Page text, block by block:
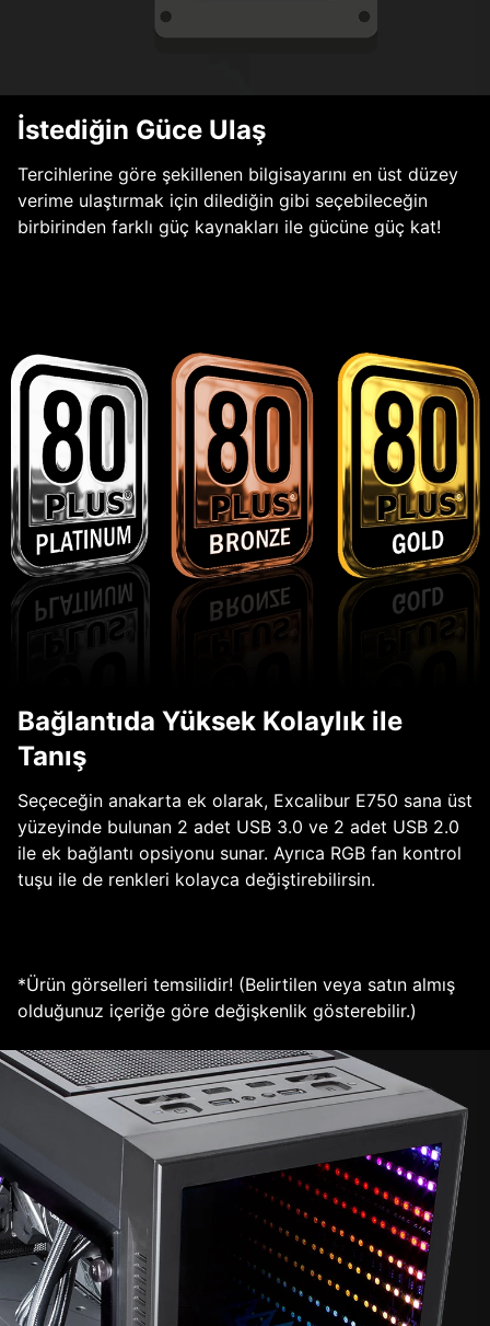
İstediğin Güce Ulaş
Tercihlerine göre şekillenen bilgisayarını en üst düzey
verime ulaştırmak için dilediğin gibi seçebileceğin
birbirinden farklı güç kaynakları ile gücüne güç kat!
Bağlantıda Yüksek Kolaylık ile
Tanış
Seçeceğin anakarta ek olarak, Excalibur E750 sana üst
yüzeyinde bulunan 2 adet USB 3.0 ve 2 adet USB 2.0
ile ek bağlantı opsiyonu sunar. Ayrıca RGB fan kontrol
tuşu ile de renkleri kolayca değiştirebilirsin.
*Ürün görselleri temsilidir! (Belirtilen veya satın almış
olduğunuz içeriğe göre değişkenlik gösterebilir.)